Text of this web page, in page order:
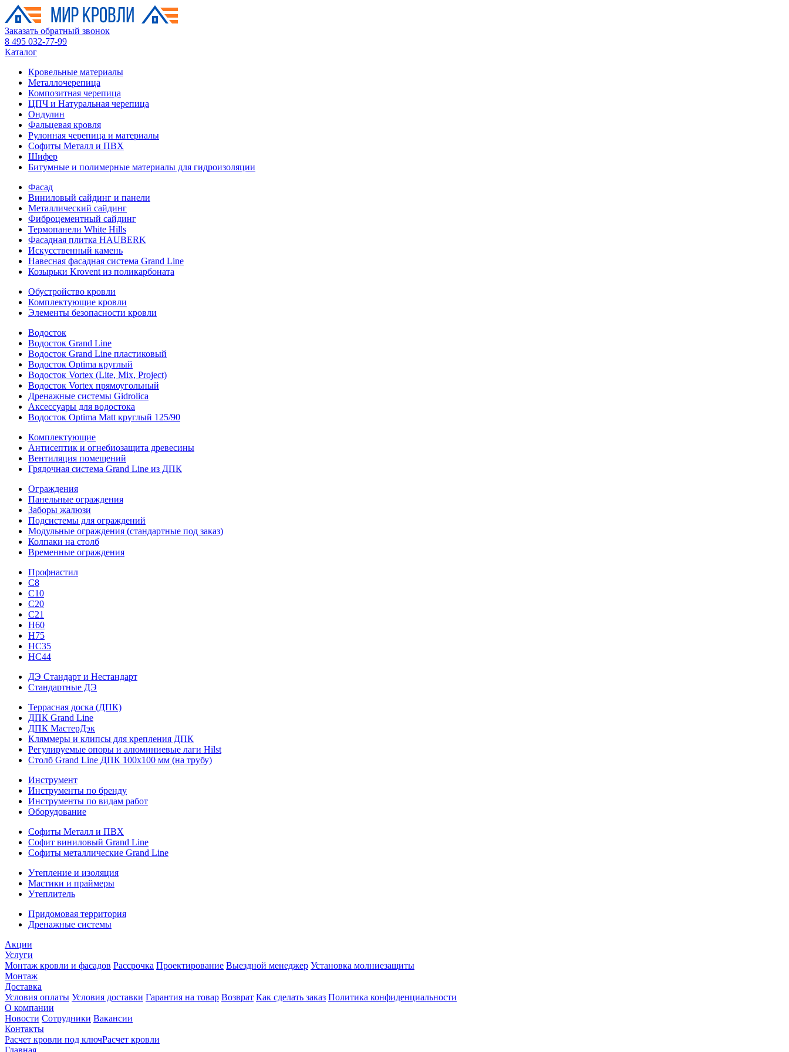
Заказать обратный звонок
8 495 032-77-99
Каталог
Кровельные материалы
Металлочерепица
Композитная черепица
ЦПЧ и Натуральная черепица
Ондулин
Фальцевая кровля
Рулонная черепица и материалы
Софиты Металл и ПВХ
Шифер
Битумные и полимерные материалы для гидроизоляции
Фасад
Виниловый сайдинг и панели
Металлический сайдинг
Фиброцементный сайдинг
Термопанели White Hills
Фасадная плитка HAUBERK
Искусственный камень
Навесная фасадная система Grand Line
Козырьки Krovent из поликарбоната
Обустройство кровли
Комплектующие кровли
Элементы безопасности кровли
Водосток
Водосток Grand Line
Водосток Grand Line пластиковый
Водосток Optima круглый
Водосток Vortex (Lite, Mix, Project)
Водосток Vortex прямоугольный
Дренажные системы Gidrolica
Аксессуары для водостока
Водосток Optima Matt круглый 125/90
Комплектующие
Антисептик и огнебиозащита древесины
Вентиляция помещений
Грядочная система Grand Line из ДПК
Ограждения
Панельные ограждения
Заборы жалюзи
Подсистемы для ограждений
Модульные ограждения (стандартные под заказ)
Колпаки на столб
Временные ограждения
Профнастил
С8
С10
С20
С21
H60
H75
HС35
НС44
ДЭ Стандарт и Нестандарт
Стандартные ДЭ
Террасная доска (ДПК)
ДПК Grand Line
ДПК МастерДэк
Кляммеры и клипсы для крепления ДПК
Регулируемые опоры и алюминиевые лаги Hilst
Столб Grand Line ДПК 100х100 мм (на трубу)
Инструмент
Инструменты по бренду
Инструменты по видам работ
Оборудование
Софиты Металл и ПВХ
Софит виниловый Grand Line
Софиты металлические Grand Line
Утепление и изоляция
Мастики и праймеры
Утеплитель
Придомовая территория
Дренажные системы
Акции
Услуги
Монтаж кровли и фасадов Рассрочка Проектирование Выездной менеджер Установка молниезащиты
Монтаж
Доставка
Условия оплаты Условия доставки Гарантия на товар Возврат Как сделать заказ Политика конфиденциальности
О компании
Новости Сотрудники Вакансии
Контакты
Расчет кровли под ключРасчет кровли
Главная